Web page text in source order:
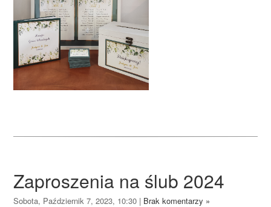
Zaproszenia na ślub 2024
Sobota, Październik 7, 2023, 10:30 | Brak komentarzy »